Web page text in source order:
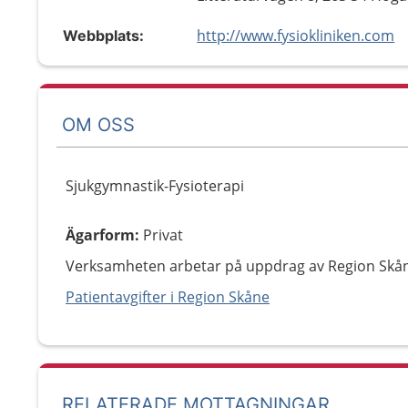
Webbplats: http://www.fysiokliniken.com
OM OSS
Sjukgymnastik-Fysioterapi
Ägarform: Privat
Verksamheten arbetar på uppdrag av Region
Patientavgifter i Region Skåne